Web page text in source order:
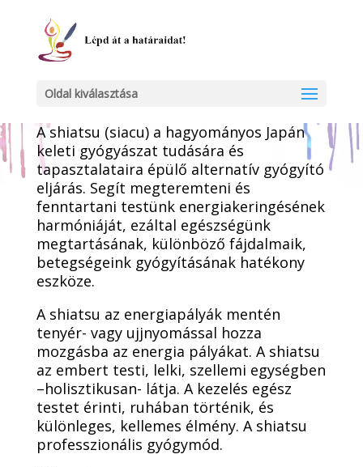
Oldal kiválasztása
A shiatsu (siacu) a hagyományos Japán
keleti gyógyászat tudására és
tapasztalataira épülő alternatív gyógyító
eljárás. Segít megteremteni és
fenntartani testünk energiakeringésének
harmóniáját, ezáltal egészségünk
megtartásának, különböző fájdalmaik,
betegségeink gyógyításának hatékony
eszköze.
A shiatsu az energiapályák mentén
tenyér- vagy ujjnyomással hozza
mozgásba az energia pályákat. A shiatsu
az embert testi, lelki, szellemi egységben
–holisztikusan- látja. A kezelés egész
testet érinti, ruhában történik, és
különleges, kellemes élmény. A shiatsu
professzionális gyógymód.